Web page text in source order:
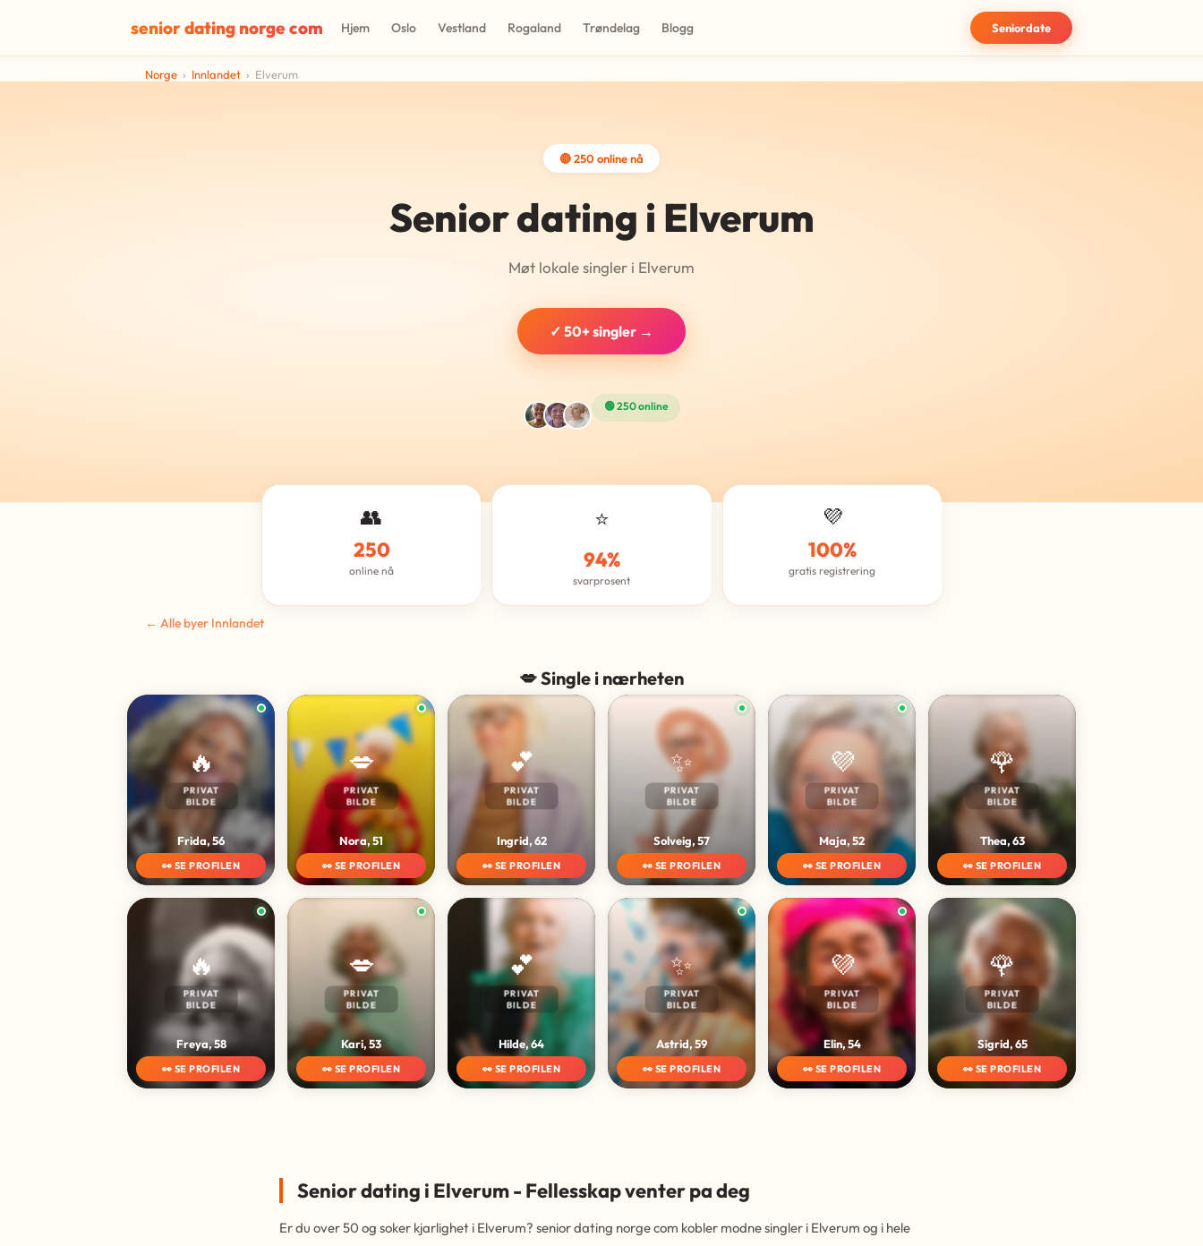
senior dating norge com Hjem Oslo Vestland Rogaland Trøndelag Blogg Seniordate
Norge › Innlandet › Elverum
🔴 250 online nå
Senior dating i Elverum
Møt lokale singler i Elverum
✓ 50+ singler →
🟢 250 online
👥
250
online nå
⭐
94%
svarprosent
💜
100%
gratis registrering
← Alle byer Innlandet
💋 Single i nærheten
🔥
PRIVAT
BILDE
Frida, 56
👀 SE PROFILEN
💋
PRIVAT
BILDE
Nora, 51
👀 SE PROFILEN
💕
PRIVAT
BILDE
Ingrid, 62
👀 SE PROFILEN
✨
PRIVAT
BILDE
Solveig, 57
👀 SE PROFILEN
💜
PRIVAT
BILDE
Maja, 52
👀 SE PROFILEN
🌹
PRIVAT
BILDE
Thea, 63
👀 SE PROFILEN
🔥
PRIVAT
BILDE
Freya, 58
👀 SE PROFILEN
💋
PRIVAT
BILDE
Kari, 53
👀 SE PROFILEN
💕
PRIVAT
BILDE
Hilde, 64
👀 SE PROFILEN
✨
PRIVAT
BILDE
Astrid, 59
👀 SE PROFILEN
💜
PRIVAT
BILDE
Elin, 54
👀 SE PROFILEN
🌹
PRIVAT
BILDE
Sigrid, 65
👀 SE PROFILEN
Senior dating i Elverum - Fellesskap venter pa deg
Er du over 50 og soker kjarlighet i Elverum? senior dating norge com kobler modne singler i Elverum og i hele